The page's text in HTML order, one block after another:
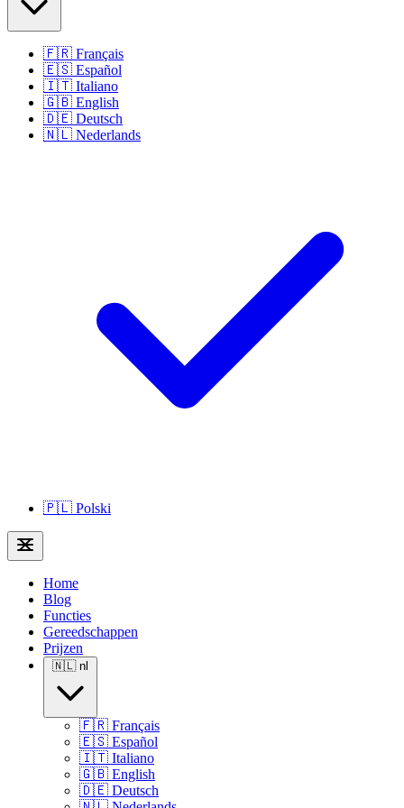
🇫🇷 Français
🇪🇸 Español
🇮🇹 Italiano
🇬🇧 English
🇩🇪 Deutsch
🇳🇱 Nederlands
🇵🇱 Polski
Home
Blog
Functies
Gereedschappen
Prijzen
🇳🇱 nl
🇫🇷 Français
🇪🇸 Español
🇮🇹 Italiano
🇬🇧 English
🇩🇪 Deutsch